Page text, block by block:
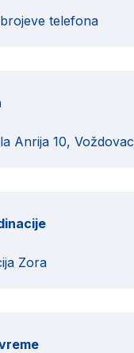
telefona
Anrija 10, Voždovac
Zora